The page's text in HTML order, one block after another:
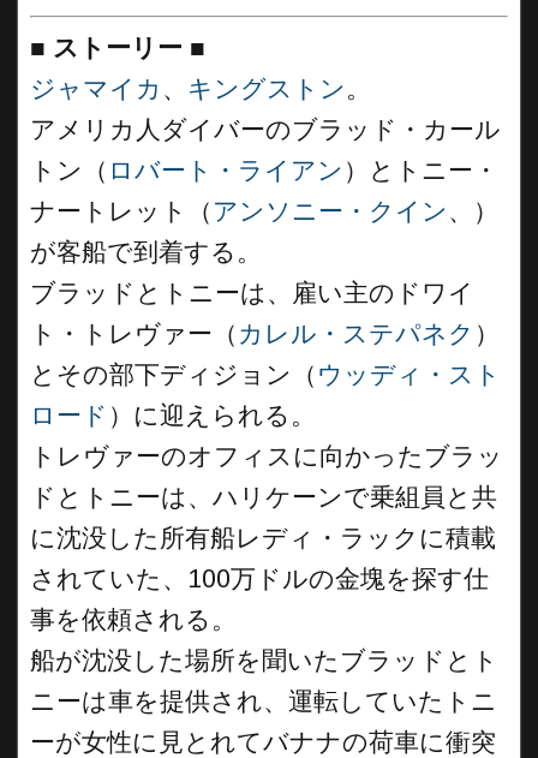
■ ストーリー ■
ジャマイカ 、 キングストン 。
アメリカ人ダイバーのブラッド・カール
トン（ ロバート・ライアン ）とトニー・
ナートレット（ アンソニー・クイン 、）
が客船で到着する。
ブラッドとトニーは、雇い主のドワイ
ト・トレヴァー（ カレル・ステパネク ）
とその部下ディジョン（ ウッディ・スト
ロード ）に迎えられる。
トレヴァーのオフィスに向かったブラッ
ドとトニーは、ハリケーンで乗組員と共
に沈没した所有船レディ・ラックに積載
されていた、100万ドルの金塊を探す仕
事を依頼される。
船が沈没した場所を聞いたブラッドとト
ニーは車を提供され、運転していたトニ
ーが女性に見とれてバナナの荷車に衝突